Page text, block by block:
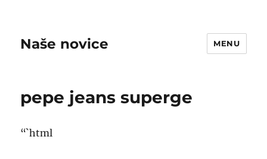
Naše novice MENU
pepe jeans superge
“`html